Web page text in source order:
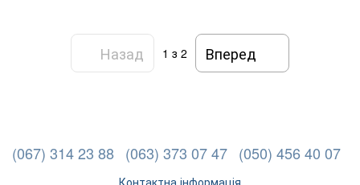
Назад 1 з 2 Вперед
(067) 314 23 88 (063) 373 07 47 (050) 456 40 07
Контактна інформація